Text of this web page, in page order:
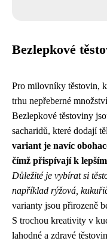
Bezlepkové
Pro milovníky těstovin,
trhu nepřeberné
Bezlepkové těstoviny
sacharidů, které dodají
variant je navíc
čímž přispívají k
Důležité je vybírat si
například rýžová,
varianty jsou přirozeně
S trochou kreativity v
lahodné a zdravé